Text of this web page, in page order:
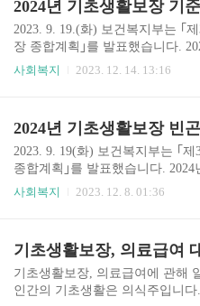
여의 종류는 다음 각 호와 같다.
거급여 3. 의료급여 4...
는지 알려드리겠습니다. 긴급복
실직으로 인한 소득상실 등 위기
계유지가 곤란한 저소득층에게
거주, 의료등을 지원하는 제도입
계지원 대상 긴급복 복지 생계지
위기상황 위기상황이란 주소득자
실직으로 소득 상실, 수술 또는..
2023. 9. 19.(화) 보건복지부는 ｢
장 종합계획｣를 발표했습니다.
장은 빈곤 사각지대를 해소하기
게 상향되는지 알아보겠습니다.
란? 기초생활보장은 「국민기초
조 및 「국민기초생활 보장법」
가에서 개별가구의 소득이 국가
선에 미달하는 경우 생활수준에
에게 필요한 급여를 실시하여 이
보장하고 자활을 돕는 것을 목적
사회복지 2023. 12. 14. 13:16
2023. 9. 19(화) 보건복지부는 ｢
종합계획｣를 발표했습니다. 2024
은 빈곤 사각지대를 해소하기 위
정기준을 기준 중위소득 30% 에
5%까지 상향한다고 합니다. 선정
소득 현행 30%에서 2024년도는
사회복지 2023. 12. 8. 01:36
기초생활보장, 의료급여에 관해
인간의 기초생활은 의식주입니